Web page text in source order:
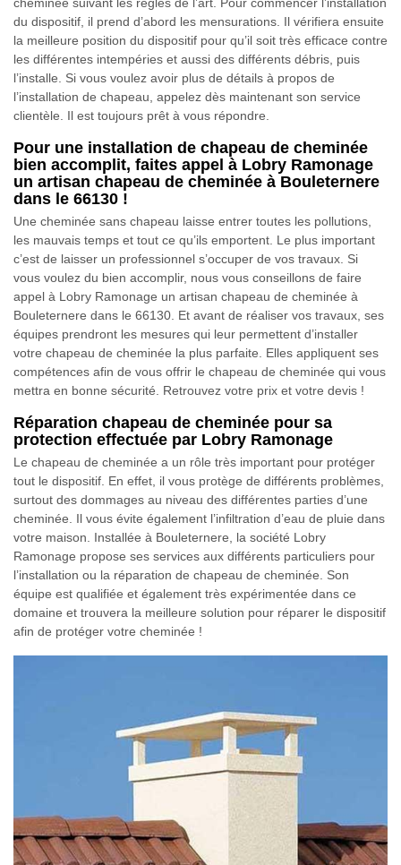
cheminée suivant les règles de l’art. Pour commencer l’installation
du dispositif, il prend d’abord les mensurations. Il vérifiera ensuite
la meilleure position du dispositif pour qu’il soit très efficace contre
les différentes intempéries et aussi des différents débris, puis
l’installe. Si vous voulez avoir plus de détails à propos de
l’installation de chapeau, appelez dès maintenant son service
clientèle. Il est toujours prêt à vous répondre.
Pour une installation de chapeau de cheminée
bien accomplit, faites appel à Lobry Ramonage
un artisan chapeau de cheminée à Bouleternere
dans le 66130 !
Une cheminée sans chapeau laisse entrer toutes les pollutions,
les mauvais temps et tout ce qu’ils emportent. Le plus important
c’est de laisser un professionnel s’occuper de vos travaux. Si
vous voulez du bien accomplir, nous vous conseillons de faire
appel à Lobry Ramonage un artisan chapeau de cheminée à
Bouleternere dans le 66130. Et avant de réaliser vos travaux, ses
équipes prendront les mesures qui leur permettent d’installer
votre chapeau de cheminée la plus parfaite. Elles appliquent ses
compétences afin de vous offrir le chapeau de cheminée qui vous
mettra en bonne sécurité. Retrouvez votre prix et votre devis !
Réparation chapeau de cheminée pour sa
protection effectuée par Lobry Ramonage
Le chapeau de cheminée a un rôle très important pour protéger
tout le dispositif. En effet, il vous protège de différents problèmes,
surtout des dommages au niveau des différentes parties d’une
cheminée. Il vous évite également l’infiltration d’eau de pluie dans
votre maison. Installée à Bouleternere, la société Lobry
Ramonage propose ses services aux différents particuliers pour
l’installation ou la réparation de chapeau de cheminée. Son
équipe est qualifiée et également très expérimentée dans ce
domaine et trouvera la meilleure solution pour réparer le dispositif
afin de protéger votre cheminée !